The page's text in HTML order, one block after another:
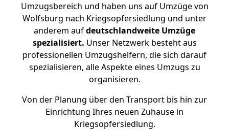
Umzugsbereich und haben uns auf Umzüge von
Wolfsburg nach Kriegsopfersiedlung und unter
anderem aufdeutschlandweite Umzüge
spezialisiert. Unser Netzwerk besteht aus
professionellen Umzugshelfern, die sich darauf
spezialisieren, alle Aspekte eines Umzugs zu
organisieren.
Von der Planung über den Transport bis hin zur
Einrichtung Ihres neuen Zuhause in
Kriegsopfersiedlung.